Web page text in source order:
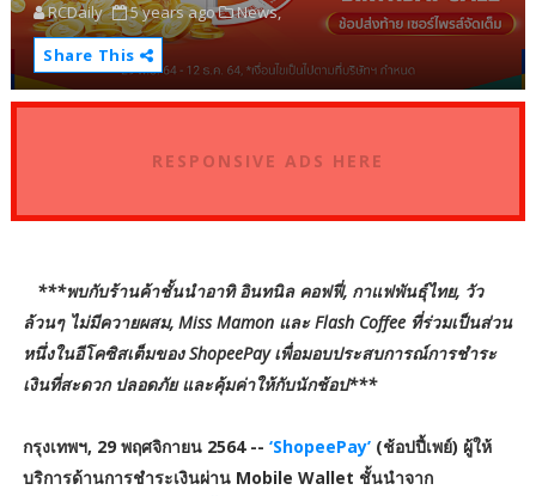
RCDaily 5 years ago
News,
Share This
RESPONSIVE ADS HERE
***พบกับร้านค้าชั้นนำอาทิ อินทนิล คอฟฟี่, กาแฟพันธุ์ไทย, วัว
ล้วนๆ ไม่มีควายผสม, Miss Mamon และ Flash Coffee ที่ร่วมเป็นส่วน
หนึ่งในอีโคซิสเต็มของ ShopeePay เพื่อมอบประสบการณ์การชำระ
เงินที่สะดวก ปลอดภัย และคุ้มค่าให้กับนักช้อป***
กรุงเทพฯ, 29 พฤศจิกายน 2564 -- ‘ShopeePay’(ช้อปปี้เพย์) ผู้ให้
บริการด้านการชำระเงินผ่าน Mobile Wallet ชั้นนำจาก